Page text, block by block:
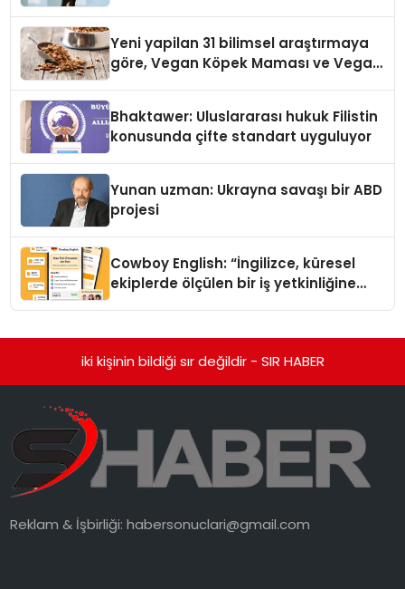
Yeni yapilan 31 bilimsel araştırmaya
göre, Vegan Köpek Maması ve Vegan
Bhaktawer: Uluslararası hukuk Filistin
konusunda çifte standart uyguluyor
Yunan uzman: Ukrayna savaşı bir ABD
projesi
Cowboy English: “İngilizce, küresel
ekiplerde ölçülen bir iş yetkinliğine
iki kişinin bildiği sır değildir - SIR HABER
Reklam & İşbirliği:habersonuclari@gmail.com